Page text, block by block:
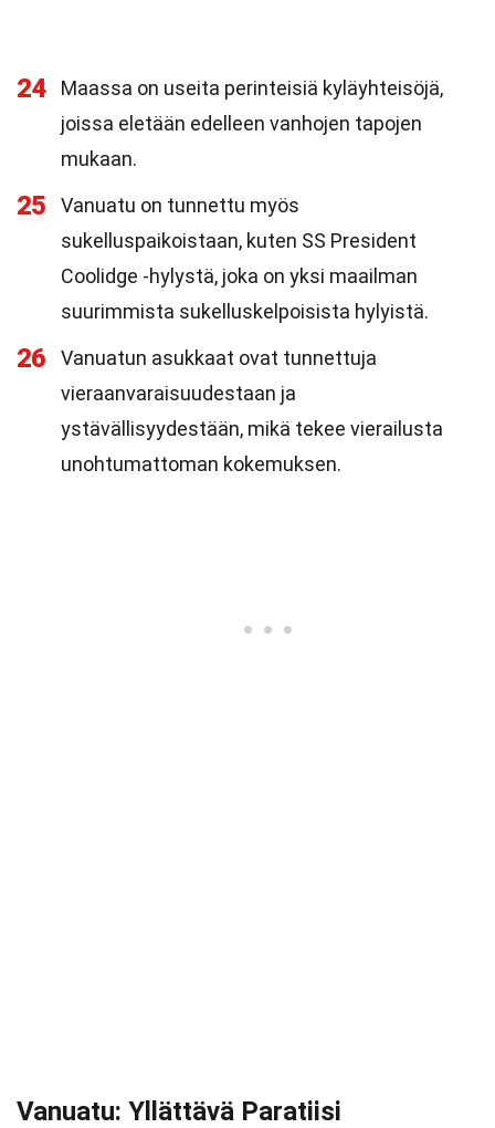
24
Maassa on useita perinteisiä kyläyhteisöjä,
joissa eletään edelleen vanhojen tapojen
mukaan.
25
Vanuatu on tunnettu myös
sukelluspaikoistaan, kuten SS President
Coolidge -hylystä, joka on yksi maailman
suurimmista sukelluskelpoisista hylyistä.
26
Vanuatun asukkaat ovat tunnettuja
vieraanvaraisuudestaan ja
ystävällisyydestään, mikä tekee vierailusta
unohtumattoman kokemuksen.
Vanuatu: Yllättävä Paratiisi